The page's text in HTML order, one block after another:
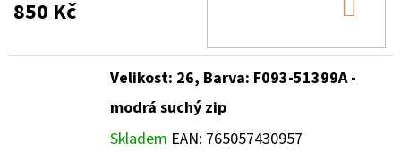
850 Kč
Velikost: 26, Barva: F093-51399A -
modrá suchý zip
Skladem EAN: 765057430957